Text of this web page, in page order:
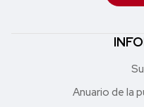
Anuario de la